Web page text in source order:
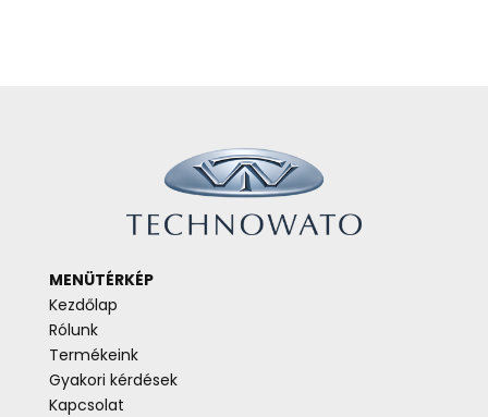
MENÜTÉRKÉP
Kezdőlap
Rólunk
Termékeink
Gyakori kérdések
Kapcsolat